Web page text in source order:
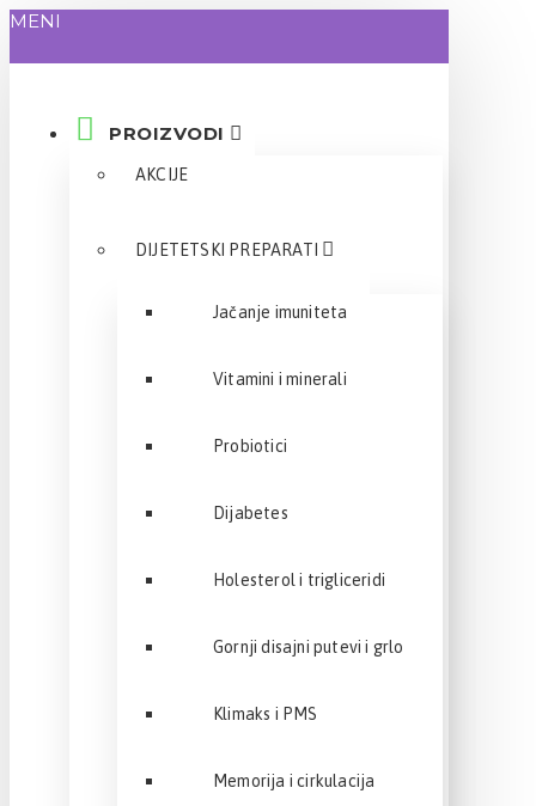
MENI
PROIZVODI
AKCIJE
DIJETETSKI PREPARATI
Jačanje imuniteta
Vitamini i minerali
Probiotici
Dijabetes
Holesterol i trigliceridi
Gornji disajni putevi i grlo
Klimaks i PMS
Memorija i cirkulacija